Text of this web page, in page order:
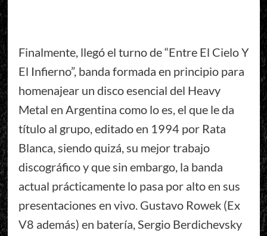
Finalmente, llegó el turno de “Entre El Cielo Y
El Infierno”, banda formada en principio para
homenajear un disco esencial del Heavy
Metal en Argentina como lo es, el que le da
título al grupo, editado en 1994 por Rata
Blanca, siendo quizá, su mejor trabajo
discográfico y que sin embargo, la banda
actual prácticamente lo pasa por alto en sus
presentaciones en vivo. Gustavo Rowek (Ex
V8 además) en batería, Sergio Berdichevsky